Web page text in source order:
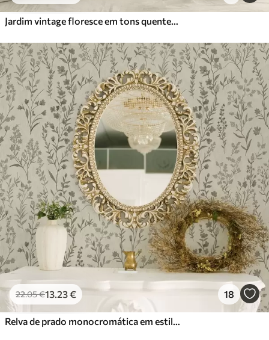
Jardim vintage floresce em tons quentes de terracota e pêssego
22.05€13.23€ 18
Relva de prado monocromática em estilo vintage